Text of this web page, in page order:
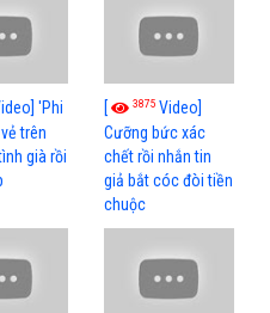
'Phi
trên
già rồi
[ 3875 Video]
Cưỡng bức xác
chết rồi nhắn tin
giả bắt cóc đòi tiền
chuộc